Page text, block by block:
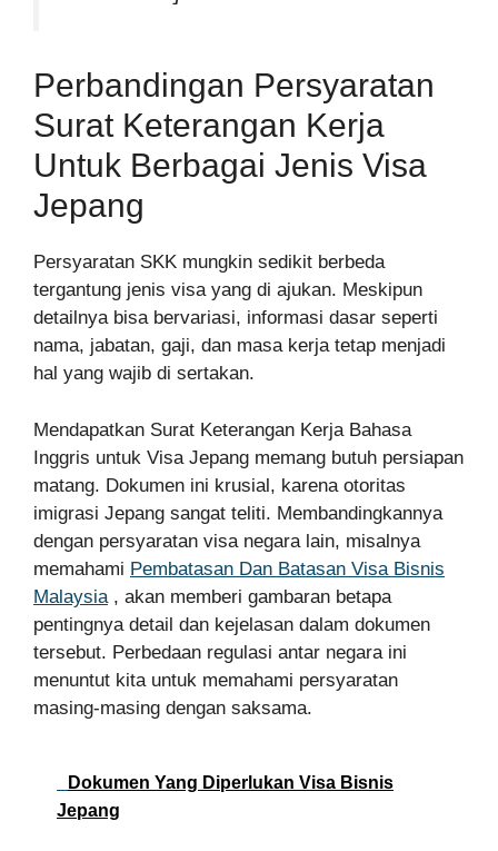
Perbandingan Persyaratan
Surat Keterangan Kerja
Untuk Berbagai Jenis Visa
Jepang
Persyaratan SKK mungkin sedikit berbeda
tergantung jenis visa yang di ajukan. Meskipun
detailnya bisa bervariasi, informasi dasar seperti
nama, jabatan, gaji, dan masa kerja tetap menjadi
hal yang wajib di sertakan.
Mendapatkan Surat Keterangan Kerja Bahasa
Inggris untuk Visa Jepang memang butuh persiapan
matang. Dokumen ini krusial, karena otoritas
imigrasi Jepang sangat teliti. Membandingkannya
dengan persyaratan visa negara lain, misalnya
memahami Pembatasan Dan Batasan Visa Bisnis
Malaysia , akan memberi gambaran betapa
pentingnya detail dan kejelasan dalam dokumen
tersebut. Perbedaan regulasi antar negara ini
menuntut kita untuk memahami persyaratan
masing-masing dengan saksama.
Dokumen Yang Diperlukan Visa Bisnis
Jepang